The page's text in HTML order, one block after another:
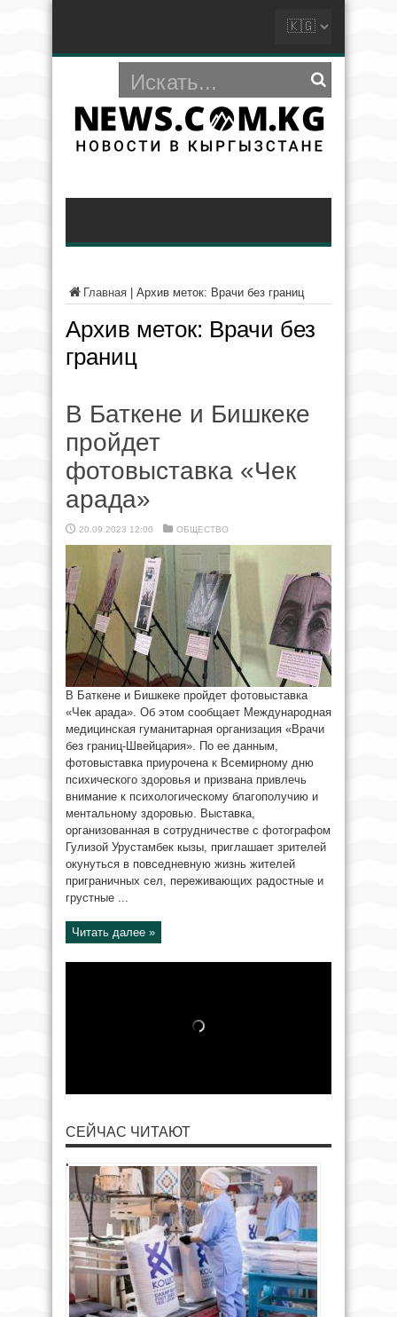
Главная Архив меток: Врачи без границ
Архив меток: Врачи без
границ
В Баткене и Бишкеке
пройдет
фотовыставка «Чек
арада»
20.09.2023 12:00 ОБЩЕСТВО
В Баткене и Бишкеке пройдет фотовыставка
«Чек арада». Об этом сообщает Международная
медицинская гуманитарная организация «Врачи
без границ-Швейцария». По ее данным,
фотовыставка приурочена к Всемирному дню
психического здоровья и призвана привлечь
внимание к психологическому благополучию и
ментальному здоровью. Выставка,
организованная в сотрудничестве с фотографом
Гулизой Урустамбек кызы, приглашает зрителей
окунуться в повседневную жизнь жителей
приграничных сел, переживающих радостные и
грустные ...
Читать далее »
СЕЙЧАС ЧИТАЮТ